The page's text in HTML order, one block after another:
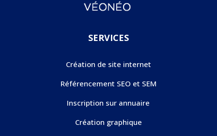
SERVICES
Création de site internet
Référencement SEO et SEM
Inscription sur annuaire
Création graphique